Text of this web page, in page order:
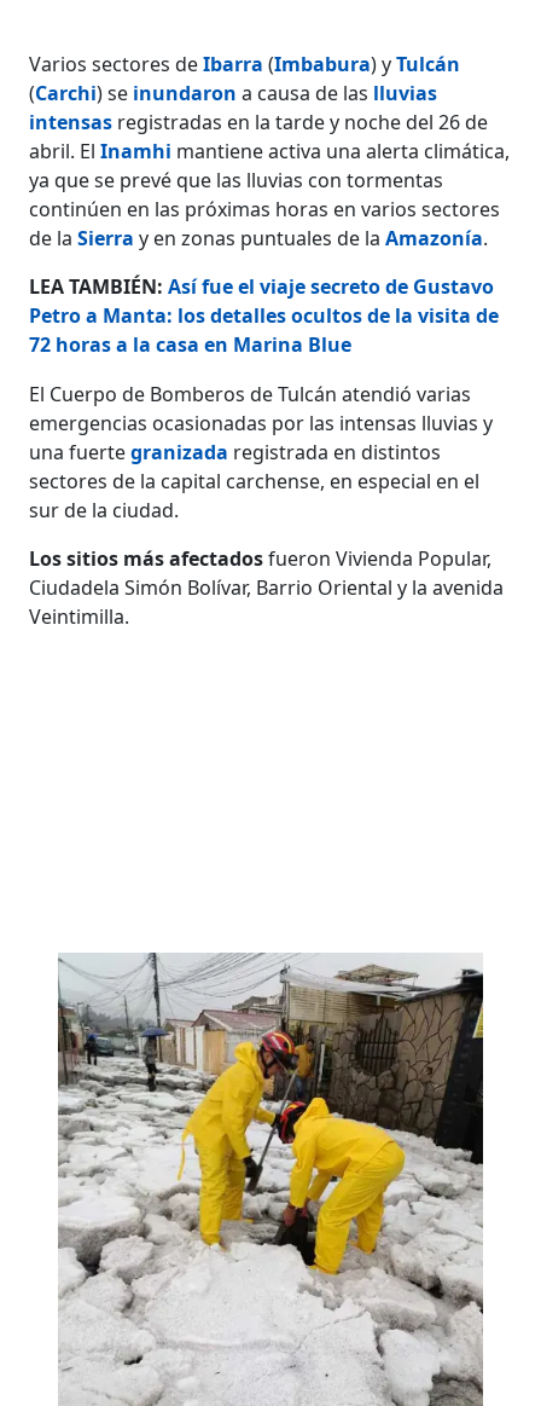
Varios sectores deIbarra(Imbabura) yTulcán
(Carchi) se inundarona causa de las lluvias
intensas registradas en la tarde y noche del 26 de
abril. ElInamhi mantiene activa una alerta climática,
ya que se prevé que las lluvias con tormentas
continúen en las próximas horas en varios sectores
de laSierray en zonas puntuales de laAmazonía.
LEA TAMBIÉN:Así fue el viaje secreto de Gustavo
Petro a Manta: los detalles ocultos de la visita de
72 horas a la casa en Marina Blue
El Cuerpo de Bomberos de Tulcán atendió varias
emergencias ocasionadas por las intensas lluvias y
una fuertegranizada registrada en distintos
sectores de la capital carchense, en especial en el
sur de la ciudad.
Los sitios más afectadosfueron Vivienda Popular,
Ciudadela Simón Bolívar, Barrio Oriental y la avenida
Veintimilla.